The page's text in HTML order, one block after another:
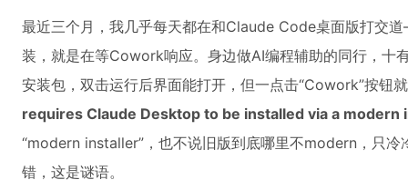
最近三个月，我几乎每天都在和Claude Code桌面版打交
装，就是在等Cowork响应。身边做AI编程辅助的同行，十
安装包，双击运行后界面能打开，但一点击“Cowork”按钮
requires Claude Desktop to be installed via a modern
“modern installer”，也不说旧版到底哪里不modern，只
错，这是谜语。